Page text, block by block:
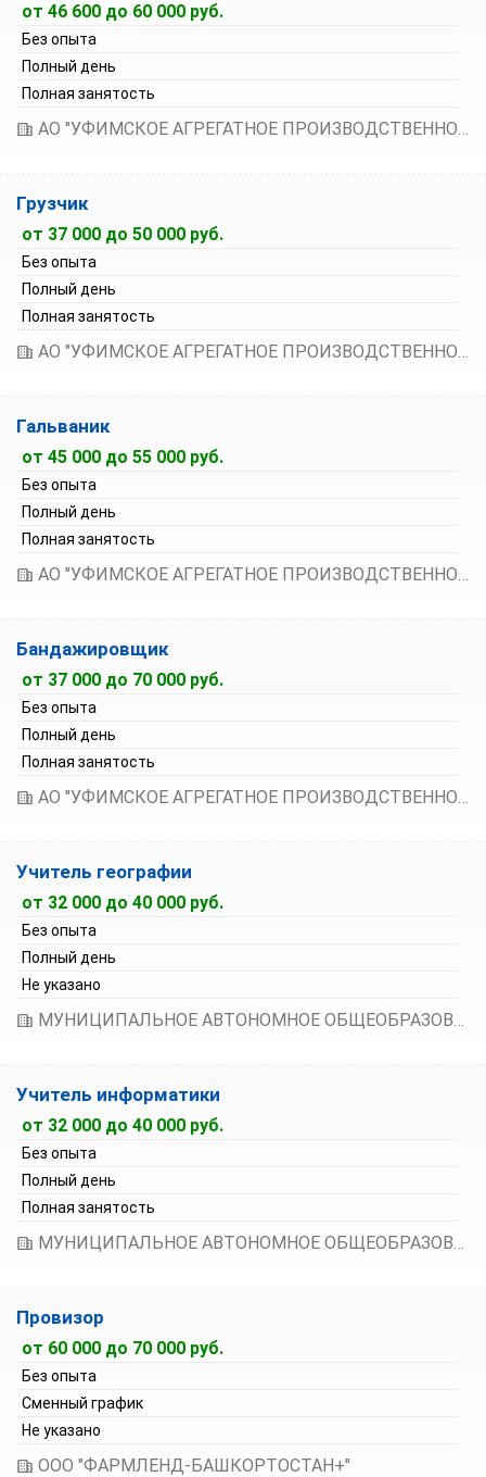
от 46 600 до 60 000 руб.
Без опыта
Полный день
Полная занятость
АО "УФИМСКОЕ АГРЕГАТНОЕ ПРОИЗВОДСТВЕННОЕ ОБЪЕДИНЕНИЕ"
Грузчик
от 37 000 до 50 000 руб.
Без опыта
Полный день
Полная занятость
АО "УФИМСКОЕ АГРЕГАТНОЕ ПРОИЗВОДСТВЕННОЕ ОБЪЕДИНЕНИЕ"
Гальваник
от 45 000 до 55 000 руб.
Без опыта
Полный день
Полная занятость
АО "УФИМСКОЕ АГРЕГАТНОЕ ПРОИЗВОДСТВЕННОЕ ОБЪЕДИНЕНИЕ"
Бандажировщик
от 37 000 до 70 000 руб.
Без опыта
Полный день
Полная занятость
АО "УФИМСКОЕ АГРЕГАТНОЕ ПРОИЗВОДСТВЕННОЕ ОБЪЕДИНЕНИЕ"
Учитель географии
от 32 000 до 40 000 руб.
Без опыта
Полный день
Не указано
МУНИЦИПАЛЬНОЕ АВТОНОМНОЕ ОБЩЕОБРАЗОВАТЕЛЬНОЕ УЧРЕЖДЕНИЕ "БАШКИРСКАЯ ГИМНАЗИЯ № 158 ИМЕНИ МУСТАЯ КАРИМА" ГОРОДСКОГО ОКРУГА ГОРОД УФА РЕСПУБЛИКИ БАШКОРТОСТАН
Учитель информатики
от 32 000 до 40 000 руб.
Без опыта
Полный день
Полная занятость
МУНИЦИПАЛЬНОЕ АВТОНОМНОЕ ОБЩЕОБРАЗОВАТЕЛЬНОЕ УЧРЕЖДЕНИЕ "БАШКИРСКАЯ ГИМНАЗИЯ № 158 ИМЕНИ МУСТАЯ КАРИМА" ГОРОДСКОГО ОКРУГА ГОРОД УФА РЕСПУБЛИКИ БАШКОРТОСТАН
Провизор
от 60 000 до 70 000 руб.
Без опыта
Сменный график
Не указано
ООО "ФАРМЛЕНД-БАШКОРТОСТАН+"